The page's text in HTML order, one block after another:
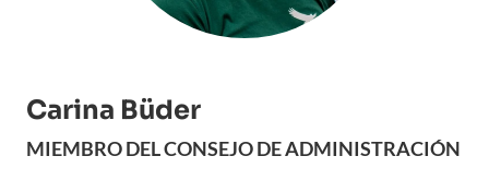
Carina Büder
MIEMBRO DEL CONSEJO DE ADMINISTRACIÓN